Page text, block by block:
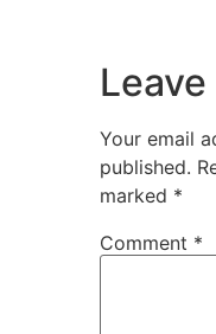
Your email
published.
marked *
Comment *